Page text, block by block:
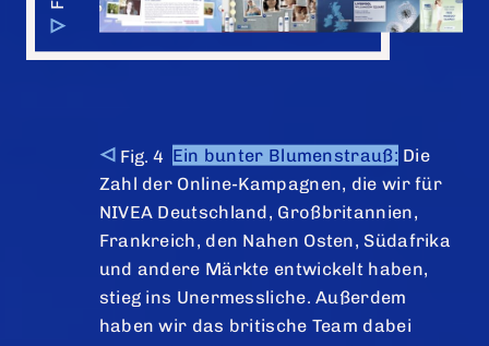
Ein bunter Blumenstrauß: Die
Zahl der Online-Kampagnen, die wir für
NIVEA Deutschland, Großbritannien,
Frankreich, den Nahen Osten, Südafrika
und andere Märkte entwickelt haben,
stieg ins Unermessliche. Außerdem
haben wir das britische Team dabei